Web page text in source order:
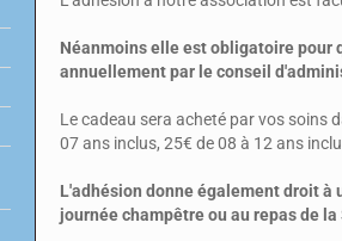
Néanmoins elle est obligatoire pour
annuellement par le conseil
Le cadeau sera acheté par vos soins
07 ans inclus, 25€ de 08 à 12 ans
L'adhésion donne également droit
journée champêtre ou au repas de